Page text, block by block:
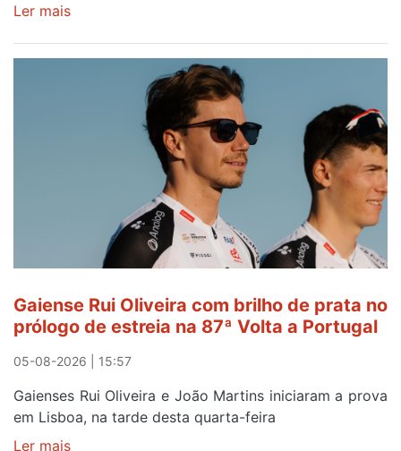
Ler mais
no
Gaiense Rui Oliveira com brilho de prata no
prólogo de estreia na 87ª Volta a Portugal
05-08-2026 | 15:57
Gaienses Rui Oliveira e João Martins iniciaram a prova
em Lisboa, na tarde desta quarta-feira
Ler mais